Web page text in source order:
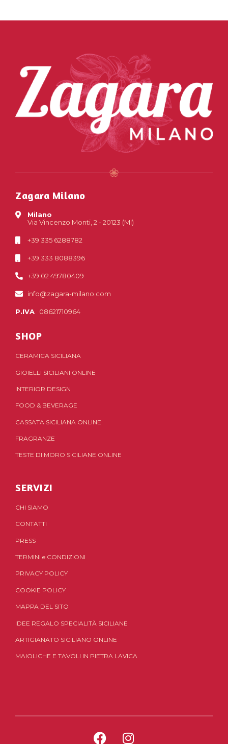
Zagara Milano
Milano
Via Vincenzo Monti, 2 - 20123 (MI)
+39 335 6288782
+39 333 8088396
+39 02 49780409
info@zagara-milano.com
P.IVA 08621710964
SHOP
CERAMICA SICILIANA
GIOIELLI SICILIANI ONLINE
INTERIOR DESIGN
FOOD & BEVERAGE
CASSATA SICILIANA ONLINE
FRAGRANZE
TESTE DI MORO SICILIANE ONLINE
SERVIZI
CHI SIAMO
CONTATTI
PRESS
TERMINI e CONDIZIONI
PRIVACY POLICY
COOKIE POLICY
MAPPA DEL SITO
IDEE REGALO SPECIALITÀ SICILIANE
ARTIGIANATO SICILIANO ONLINE
MAIOLICHE E TAVOLI IN PIETRA LAVICA